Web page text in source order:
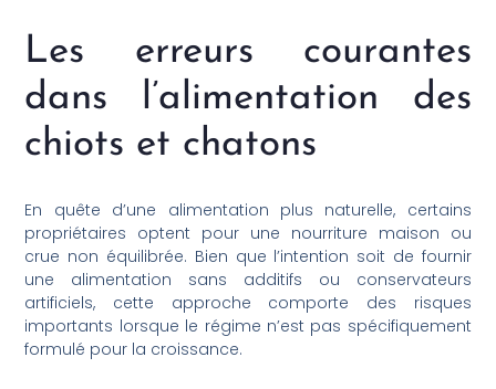
Les erreurs courantes
dans l’alimentation des
chiots et chatons
En quête d’une alimentation plus naturelle, certains
propriétaires optent pour une nourriture maison ou
crue non équilibrée. Bien que l’intention soit de fournir
une alimentation sans additifs ou conservateurs
artificiels, cette approche comporte des risques
importants lorsque le régime n’est pas spécifiquement
formulé pour la croissance.